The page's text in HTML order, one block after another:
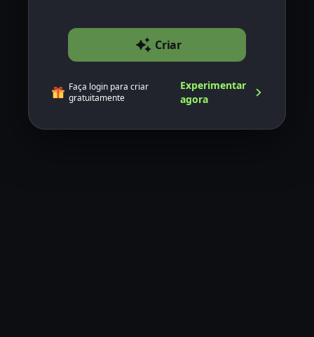
Criar
Faça login para criar
gratuitamente
Experimentar
agora